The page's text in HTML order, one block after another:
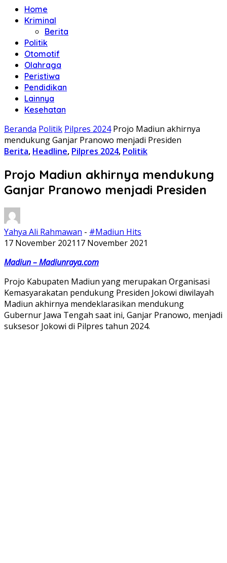
Home
Kriminal
Berita
Politik
Otomotif
Olahraga
Peristiwa
Pendidikan
Lainnya
Kesehatan
Beranda Politik Pilpres 2024 Projo Madiun akhirnya
mendukung Ganjar Pranowo menjadi Presiden
Berita, Headline, Pilpres 2024, Politik
Projo Madiun akhirnya mendukung
Ganjar Pranowo menjadi Presiden
Yahya Ali Rahmawan - #Madiun Hits
17 November 2021 17 November 2021
Madiun – Madiunraya.com
Projo Kabupaten Madiun yang merupakan Organisasi
Kemasyarakatan pendukung Presiden Jokowi diwilayah
Madiun akhirnya mendeklarasikan mendukung
Gubernur Jawa Tengah saat ini, Ganjar Pranowo, menjadi
suksesor Jokowi di Pilpres tahun 2024.